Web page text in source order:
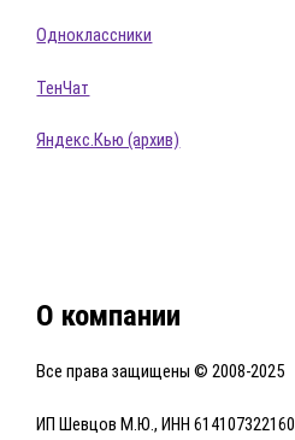
Одноклассники
ТенЧат
Яндекс.Кью (архив)
О компании
Все права защищены © 2008-2025
ИП Шевцов М.Ю., ИНН 614107322160